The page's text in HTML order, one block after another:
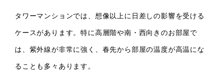
タワーマンションでは、想像以上に日差しの影響を受ける
ケースがあります。特に高層階や南・西向きのお部屋で
は、紫外線が非常に強く、春先から部屋の温度が高温にな
ることも多々あります。